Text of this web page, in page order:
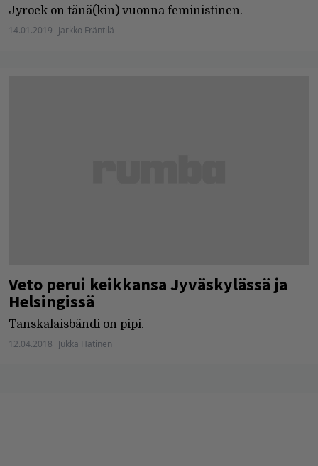
Jyrock on tänä(kin) vuonna feministinen.
14.01.2019 Jarkko Fräntilä
Veto perui keikkansa Jyväskylässä ja
Helsingissä
Tanskalaisbändi on pipi.
12.04.2018 Jukka Hätinen